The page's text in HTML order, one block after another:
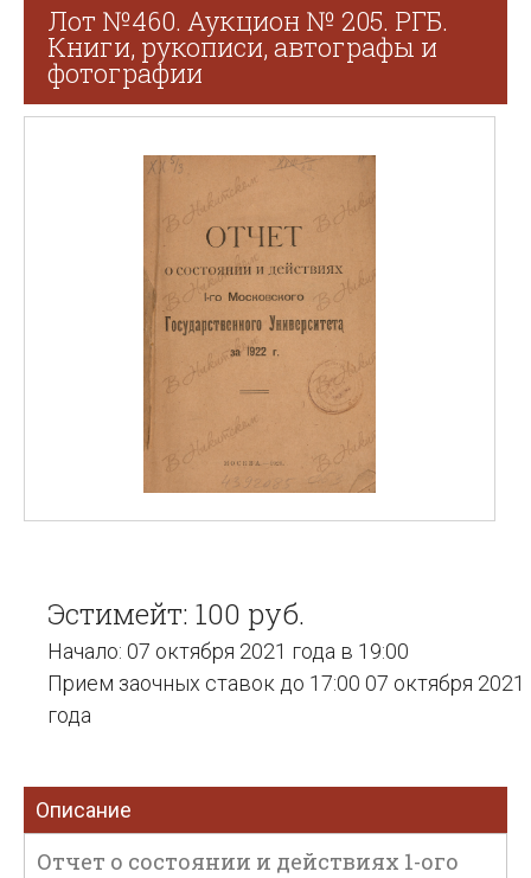
Лот №460. Аукцион № 205. РГБ.
Книги, рукописи, автографы и
фотографии
Эстимейт: 100 руб.
Начало: 07 октября 2021 года в 19:00
Прием заочных ставок до 17:00 07 октября 2021
года
Описание
Отчет о состоянии и действиях 1-ого